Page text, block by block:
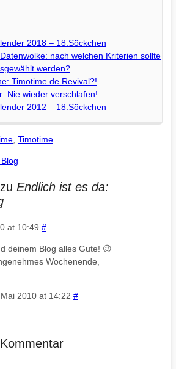
2018 – 18.Söckchen
nach welchen Kriterien sollte
werden?
Timotime.de Revival?!
Nie wieder verschlafen!
2012 – 18.Söckchen
Timotime
Endlich ist es da:
at 10:49 #
deinem Blog alles Gute! 😉
Wochenende,
2010 at 14:22 #